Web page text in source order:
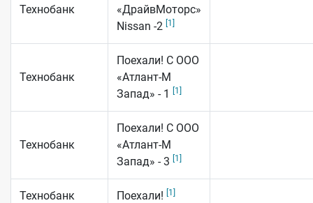
Технобанк
«ДрайвМоторс»
Nissan -2 [1]
Технобанк
Поехали! С ООО
«Атлант-М
Запад» - 1
[1]
Технобанк
Поехали! С ООО
«Атлант-М
Запад» - 3
[1]
Технобанк Поехали! [1]